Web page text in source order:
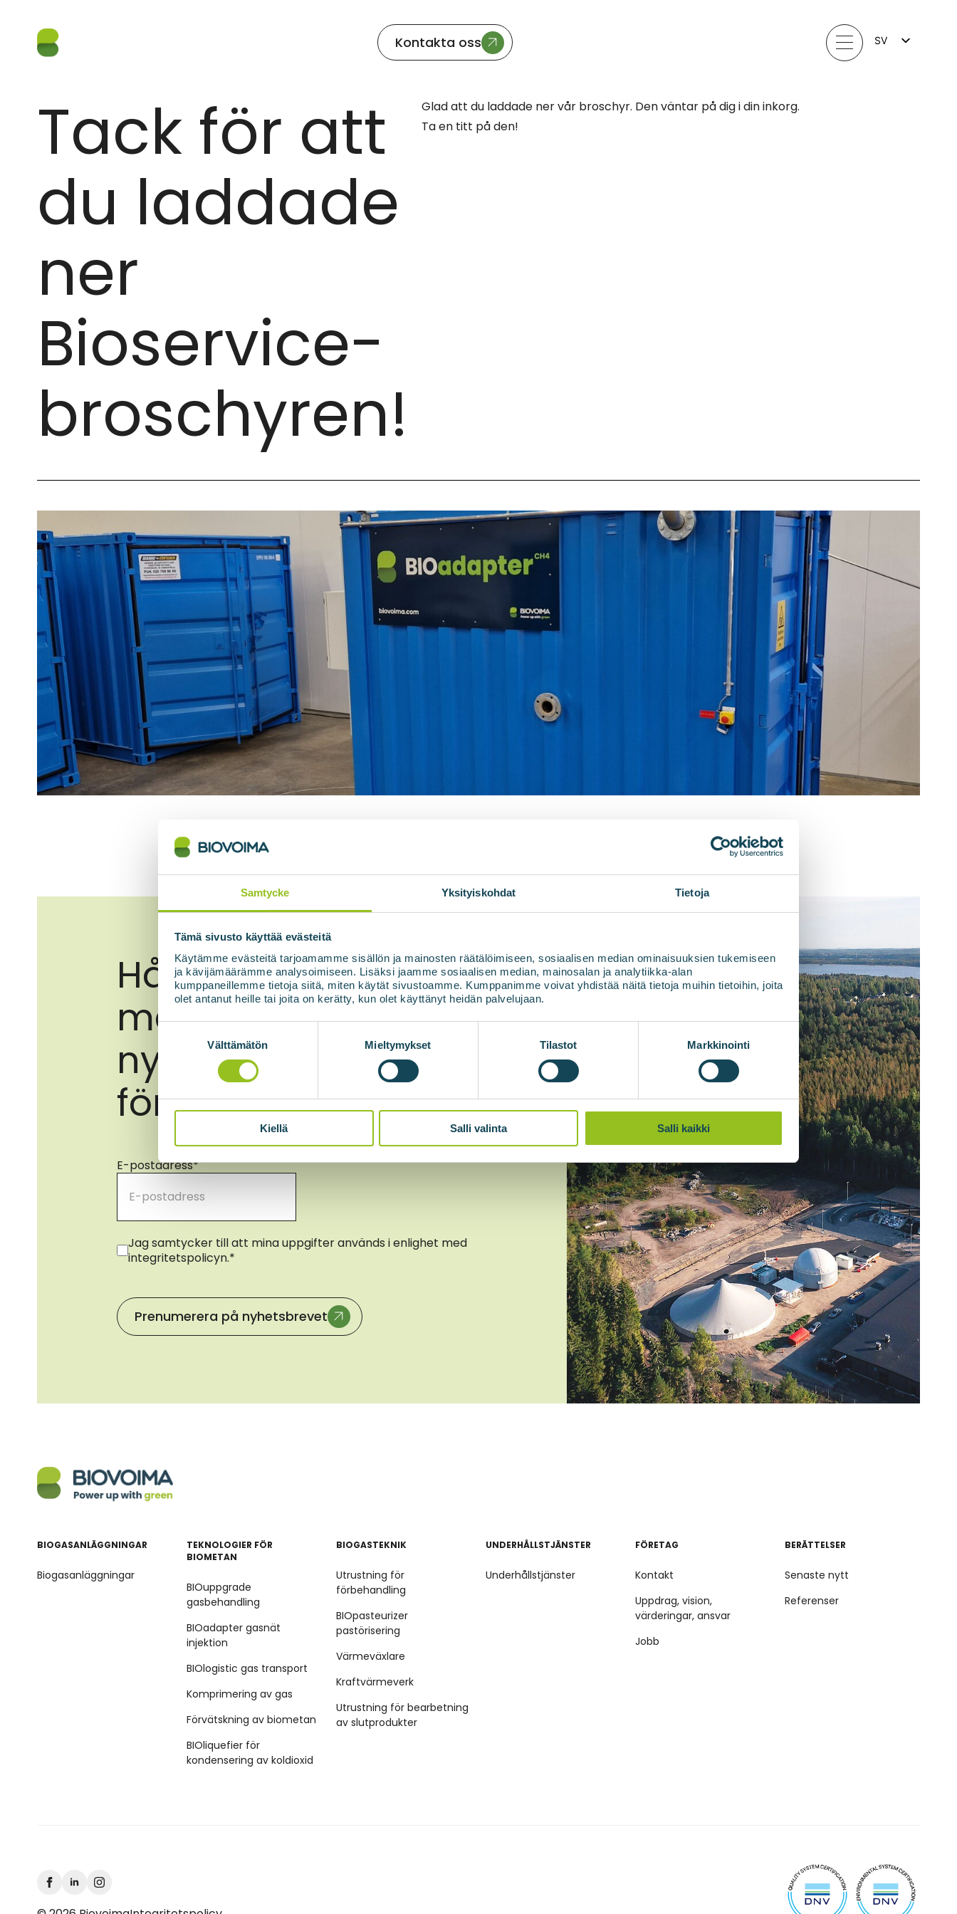
Samtycke Yksityiskohdat Tietoja
Tämä sivusto käyttää evästeitä
Käytämme evästeitä tarjoamamme sisällön ja mainosten räätälöimiseen, sosiaalisen median ominaisuuksien tukemiseen
ja kävijämäärämme analysoimiseen. Lisäksi jaamme sosiaalisen median, mainosalan ja analytiikka-alan
kumppaneillemme tietoja siitä, miten käytät sivustoamme. Kumppanimme voivat yhdistää näitä tietoja muihin tietoihin, joita
olet antanut heille tai joita on kerätty, kun olet käyttänyt heidän palvelujaan.
Suostumuksen
Välttämätön Mieltymykset Tilastot Markkinointi
Kiellä Salli valinta Salli kaikki
Kontakta oss
SV
Tack för att
du laddade
ner
Bioservice-
broschyren!
Glad att du laddade ner vår broschyr. Den väntar på dig i din inkorg.
Ta en titt på den!
Håll dig uppdaterad
med de senaste
nyheterna om
förnybar energi
E-postadress*
Samtycke*
Jag samtycker till att mina uppgifter används i enlighet med
integritetspolicyn.*
Prenumerera på nyhetsbrevet
BIOGASANLÄGGNINGAR
Biogasanläggningar
TEKNOLOGIER FÖR
BIOMETAN
BIOuppgrade
gasbehandling
BIOadapter gasnät
injektion
BIOlogistic gas transport
Komprimering av gas
Förvätskning av biometan
BIOliquefier för
kondensering av koldioxid
BIOGASTEKNIK
Utrustning för
förbehandling
BIOpasteurizer
pastörisering
Värmeväxlare
Kraftvärmeverk
Utrustning för bearbetning
av slutprodukter
UNDERHÅLLSTJÄNSTER
Underhållstjänster
FÖRETAG
Kontakt
Uppdrag, vision,
värderingar, ansvar
Jobb
BERÄTTELSER
Senaste nytt
Referenser